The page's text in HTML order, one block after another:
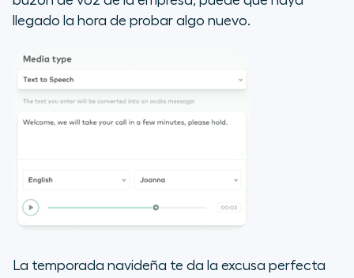
llegado la hora de probar algo nuevo.
La temporada navideña te da la excusa perfecta